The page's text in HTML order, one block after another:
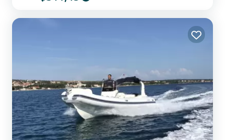
uitrusting. Deze boot biedt u ongetwijfeld het maximum aan
Evinrude E-Tec 250 pk motor. De boot is ideaal voor dagelijkse